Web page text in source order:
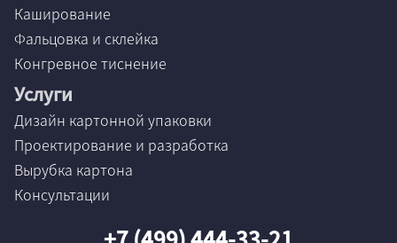
Каширование
Фальцовка и склейка
Конгревное тиснение
Услуги
Дизайн картонной упаковки
Проектирование и разработка
Вырубка картона
Консультации